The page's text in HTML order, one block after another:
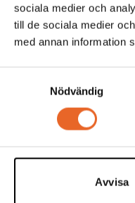
sociala medier och
till de sociala medier
med annan information
Nödvändig
Avvisa
Tält Ellips-45 6×8,3m